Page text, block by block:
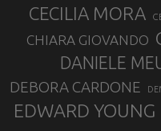
CECILIA MORA
CHIARA GIOVANDO
DANIELE
DEBORA CARDONE
EDWARD YOUNG